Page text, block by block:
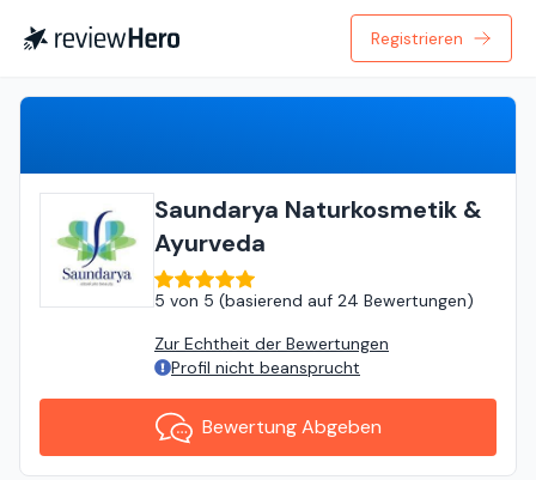
Registrieren
Saundarya Naturkosmetik &
Ayurveda
5 von 5 (basierend auf 24 Bewertungen)
Zur Echtheit der Bewertungen
Profil nicht beansprucht
Bewertung Abgeben